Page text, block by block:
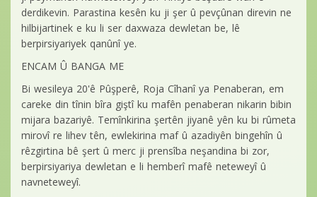
derdikevin. Parastina kesên ku ji şer û pevçûnan direvin ne
hilbijartinek e ku li ser daxwaza dewletan be, lê
berpirsiyariyek qanûnî ye.
ENCAM Û BANGA ME
Bi wesileya 20'ê Pûşperê, Roja Cîhanî ya Penaberan, em
careke din tînin bîra giştî ku mafên penaberan nikarin bibin
mijara bazariyê. Temînkirina şertên jiyanê yên ku bi rûmeta
mirovî re lihev tên, ewlekirina maf û azadiyên bingehîn û
rêzgirtina bê şert û merc ji prensîba neşandina bi zor,
berpirsiyariya dewletan e li hemberî mafê neteweyî û
navneteweyî.